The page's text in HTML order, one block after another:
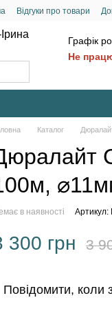
Відгуки про товари
Графік
Не
Каталог
в наявності Артикул:
300 грн 3
Повідомити, коли